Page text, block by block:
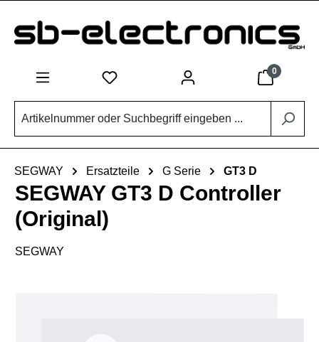
0
SEGWAY Ersatzteile G Serie GT3 D
SEGWAY GT3 D Controller
(Original)
SEGWAY